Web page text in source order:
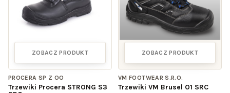
ZOBACZ PRODUKT
PROCERA SP Z OO
Trzewiki Procera STRONG S3
ZOBACZ PRODUKT
VM FOOTWEAR S.R.O.
Trzewiki VM Brusel O1 SRC